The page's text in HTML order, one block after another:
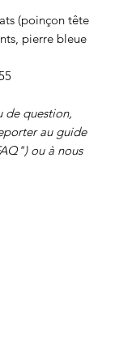
(poinçon tête
pierre bleue
de question,
au guide
ou à nous